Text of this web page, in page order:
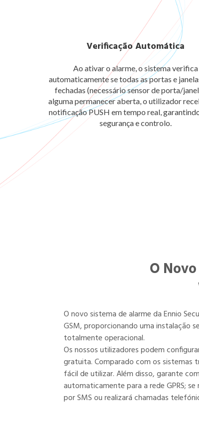
Verificação Automática
Ao ativar o alarme, o sistema verifica
automaticamente se todas as portas e
fechadas (necessário sensor de porta/
alguma permanecer aberta, o utilizador
notificação PUSH em tempo real,
segurança e controlo.
O
O novo sistema de alarme da Ennio
GSM, proporcionando uma instalação
totalmente operacional.
Os nossos utilizadores podem
gratuita. Comparado com os sistemas
fácil de utilizar. Além disso, garante
automaticamente para a rede GPRS;
por SMS ou realizará chamadas